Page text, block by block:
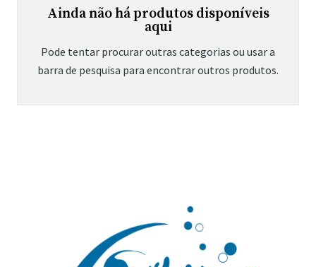
Ainda não há produtos disponíveis
aqui
Pode tentar procurar outras categorias ou usar a
barra de pesquisa para encontrar outros produtos.